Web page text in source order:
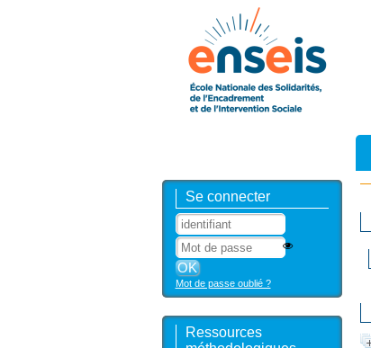
Se connecter
Mot de passe oublié ?
Ressources